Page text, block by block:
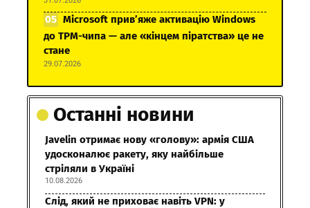
Microsoft прив’яже активацію Windows
до TPM-чипа — але «кінцем піратства» це не
стане
29.07.2026
Останні новини
Javelin отримає нову «голову»: армія США
удосконалює ракету, яку найбільше
стріляли в Україні
10.08.2026
Слід, який не приховає навіть VPN: у